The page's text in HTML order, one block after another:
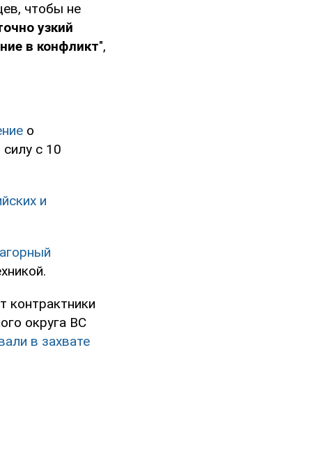
чтобы не
узкий
в конфликт",
о
с 10
и
контрактники
округа ВС
в захвате